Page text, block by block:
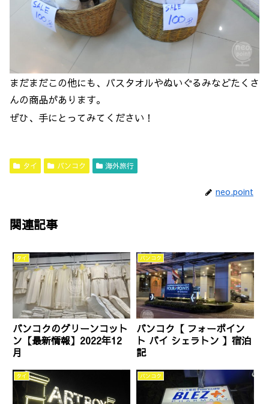
まだまだこの他にも、バスタオルやぬいぐるみなどたくさ
んの商品があります。
ぜひ、手にとってみてください！
タイ バンコク 海外旅行
neo.point
関連記事
タイ
バンコクのグリーンコット
ン【最新情報】2022年12
月
バンコク
バンコク【 フォーポイン
ト バイ シェラトン 】宿泊
記
タイ バンコク